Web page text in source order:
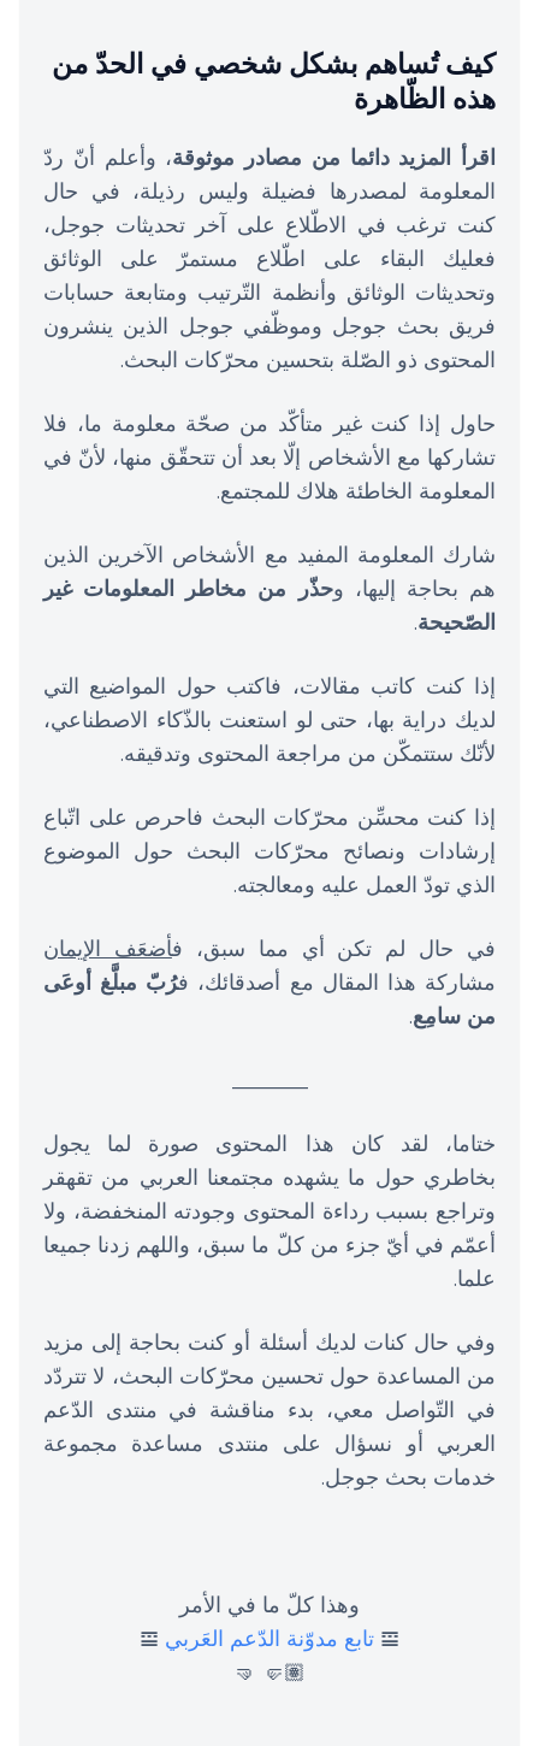
كيف تُساهم بشكل شخصي في الحدّ من
هذه الظّاهرة
اقرأ المزيد دائما من مصادر موثوقة، وأعلم أنّ ردّ
المعلومة لمصدرها فضيلة وليس رذيلة، في حال
كنت ترغب في الاطّلاع على آخر تحديثات جوجل،
فعليك البقاء على اطّلاع مستمرّ على الوثائق
وتحديثات الوثائق وأنظمة التّرتيب ومتابعة حسابات
فريق بحث جوجل وموظّفي جوجل الذين ينشرون
المحتوى ذو الصّلة بتحسين محرّكات البحث.
حاول إذا كنت غير متأكّد من صحّة معلومة ما، فلا
تشاركها مع الأشخاص إلّا بعد أن تتحقّق منها، لأنّ في
المعلومة الخاطئة هلاك للمجتمع.
شارك المعلومة المفيد مع الأشخاص الآخرين الذين
هم بحاجة إليها، وحذّر من مخاطر المعلومات غير
الصّحيحة.
إذا كنت كاتب مقالات، فاكتب حول المواضيع التي
لديك دراية بها، حتى لو استعنت بالذّكاء الاصطناعي،
لأنّك ستتمكّن من مراجعة المحتوى وتدقيقه.
إذا كنت محسِّن محرّكات البحث فاحرص على اتّباع
إرشادات ونصائح محرّكات البحث حول الموضوع
الذي تودّ العمل عليه ومعالجته.
في حال لم تكن أي مما سبق، فأضعَف الإيمان
مشاركة هذا المقال مع أصدقائك، فرُبّ مبلَّغ أوعَى
من سامِع.
ختاما، لقد كان هذا المحتوى صورة لما يجول
بخاطري حول ما يشهده مجتمعنا العربي من تقهقر
وتراجع بسبب رداءة المحتوى وجودته المنخفضة، ولا
أعمّم في أيّ جزء من كلّ ما سبق، واللهم زدنا جميعا
علما.
وفي حال كنات لديك أسئلة أو كنت بحاجة إلى مزيد
من المساعدة حول تحسين محرّكات البحث، لا تتردّد
في التّواصل معي، بدء مناقشة في منتدى الدّعم
العربي أو نسؤال على منتدى مساعدة مجموعة
خدمات بحث جوجل.
وهذا كلّ ما في الأمر
𝌘 تابع مدوّنة الدّعم العَربي 𝌘
🤛🏽 🤜